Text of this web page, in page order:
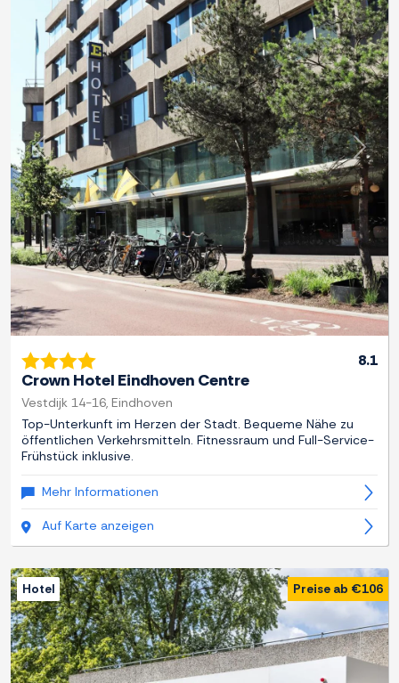
Zurück
8.1
Crown Hotel Eindhoven Centre
Vestdijk 14-16, Eindhoven
Top-Unterkunft im Herzen der Stadt. Bequeme Nähe zu
öffentlichen Verkehrsmitteln. Fitnessraum und Full-Service-
Frühstück inklusive.
Mehr Informationen
Auf Karte anzeigen
Hotel Preise ab €106